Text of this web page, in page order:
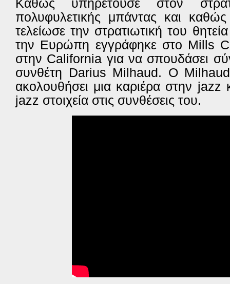
Καθώς υπηρετούσε στον
πολυφυλετικής μπάντας και
τελείωσε την στρατιωτική του
την Ευρώπη εγγράφηκε στο Mills
στην California για να σπουδάσει
συνθέτη Darius Milhaud. Ο
ακολουθήσει μια καριέρα στην jazz
jazz στοιχεία στις συνθέσεις του.